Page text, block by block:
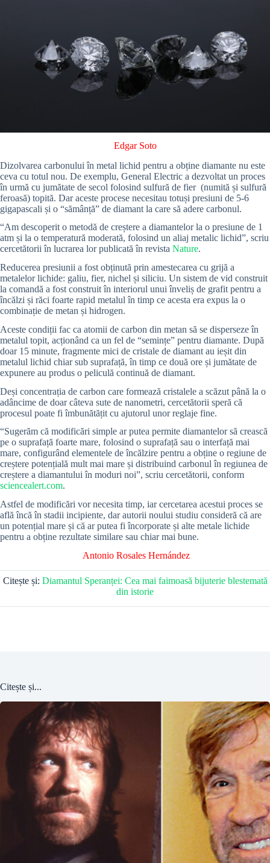
Edgar Soto
Dizolvarea carbonului în metal lichid pentru a obține diamante nu este
ceva cu totul nou. De exemplu, General Electric a dezvoltat un proces
în urmă cu jumătate de secol folosind sulfură de fier (numită și sulfură
feroasă) topită. Dar aceste procese necesitau totuși presiuni de 5-6
gigapascali și o “sămânță” de diamant la care să adere carbonul.
“Am descoperit o metodă de creștere a diamantelor la o presiune de 1
atm și la o temperatură moderată, folosind un aliaj metalic lichid”, scriu
cercetătorii în lucrarea lor publicată în revista Nature.
Reducerea presiunii a fost obținută prin amestecarea cu grijă a
metalelor lichide: galiu, fier, nichel și siliciu. Un sistem de vid construit
la comandă a fost construit în interiorul unui înveliș de grafit pentru a
încălzi și răci foarte rapid metalul în timp ce acesta era expus la o
combinație de metan și hidrogen.
Aceste condiții fac ca atomii de carbon din metan să se disperseze în
metalul topit, acționând ca un fel de “semințe” pentru diamante. După
doar 15 minute, fragmente mici de cristale de diamant au ieșit din
metalul lichid chiar sub suprafață, în timp ce două ore și jumătate de
expunere au produs o peliculă continuă de diamant.
Deși concentrația de carbon care formează cristalele a scăzut până la o
adâncime de doar câteva sute de nanometri, cercetătorii speră că
procesul poate fi îmbunătățit cu ajutorul unor reglaje fine.
“Sugerăm că modificări simple ar putea permite diamantelor să crească
pe o suprafață foarte mare, folosind o suprafață sau o interfață mai
mare, configurând elementele de încălzire pentru a obține o regiune de
creștere potențială mult mai mare și distribuind carbonul în regiunea de
creștere a diamantului în moduri noi”, scriu cercetătorii, conform
sciencealert.com.
Astfel de modificări vor necesita timp, iar cercetarea acestui proces se
află încă în stadii incipiente, dar autorii noului studiu consideră că are
un potențial mare și că ar putea fi încorporate și alte metale lichide
pentru a obține rezultate similare sau chiar mai bune.
Antonio Rosales Hernández
Citește și: Diamantul Speranței: Cea mai faimoasă bijuterie blestemată
din istorie
Citește și...